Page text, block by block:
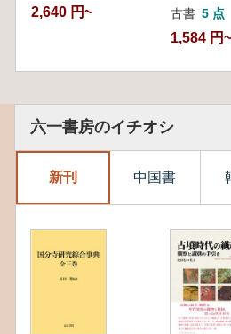
2,640 円~ 古書 5 点
1,584 円~
六一書房のイチオシ
新刊 中国書